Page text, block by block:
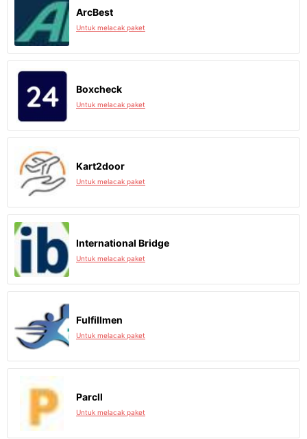
ArcBest
Untuk melacak paket
Boxcheck
Untuk melacak paket
Kart2door
Untuk melacak paket
International Bridge
Untuk melacak paket
Fulfillmen
Untuk melacak paket
Parcll
Untuk melacak paket